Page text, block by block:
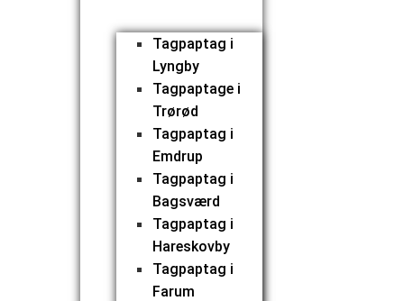
Tagpaptag i
Lyngby
Tagpaptage i
Trørød
Tagpaptag i
Emdrup
Tagpaptag i
Bagsværd
Tagpaptag i
Hareskovby
Tagpaptag i
Farum